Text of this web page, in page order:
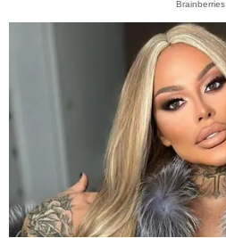
Brainberries